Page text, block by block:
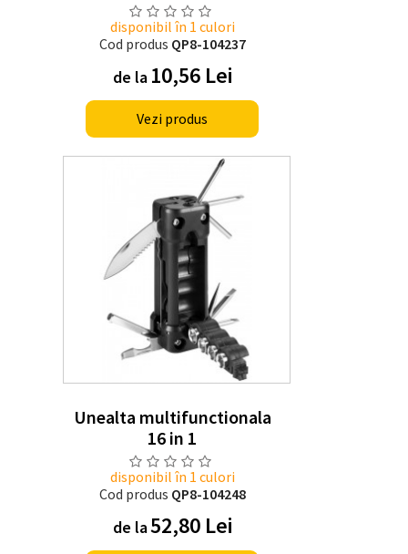
disponibil în 1 culori
Cod produs QP8-104237
de la 10,56 Lei
Vezi produs
Unealta multifunctionala
16 in 1
disponibil în 1 culori
Cod produs QP8-104248
de la52,80 Lei